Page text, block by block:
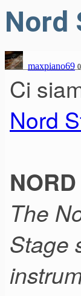
Nord
maxpiano69
Ci
Nord
The
Stage